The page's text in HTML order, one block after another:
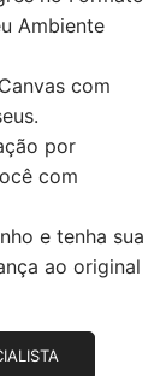
Ambiente
com
por
com
e tenha sua
ao original